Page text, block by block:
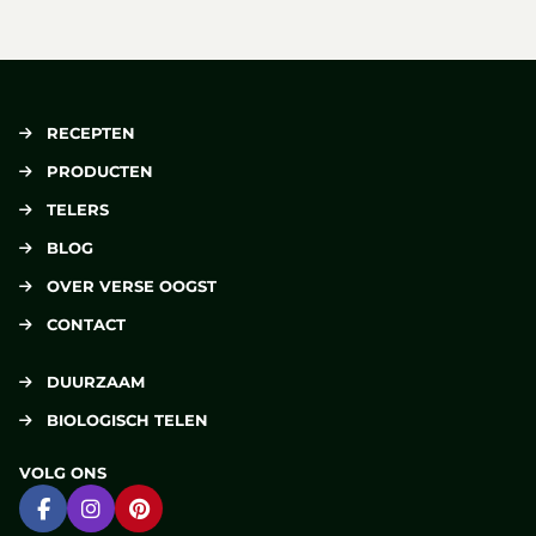
RECEPTEN
PRODUCTEN
TELERS
BLOG
OVER VERSE OOGST
CONTACT
DUURZAAM
BIOLOGISCH TELEN
VOLG ONS
Ga naar Facebook
Ga naar Instagram
Ga naar Pinterest